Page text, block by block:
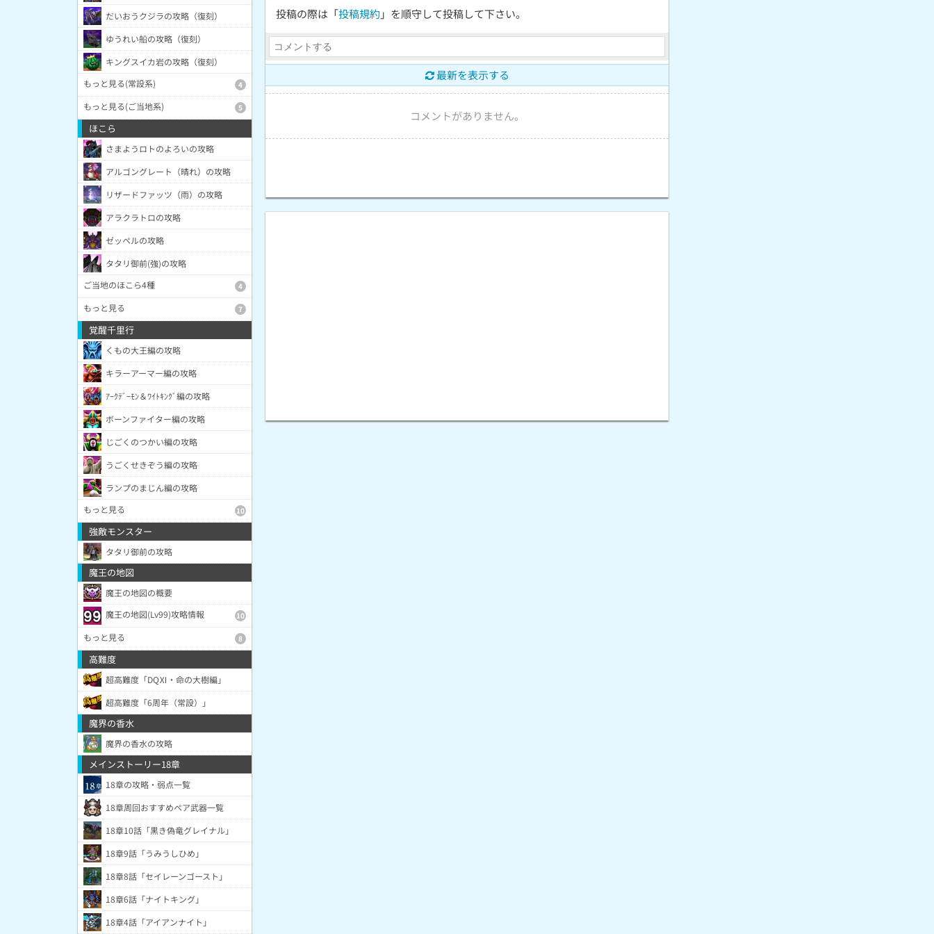
投稿の際は「投稿規約 」を順守して投稿して下さい。
最新を表示する
コメントがありません。
だいおうクジラの攻略（復刻）
ゆうれい船の攻略（復刻）
キングスイカ岩の攻略（復刻）
もっと見る(常設系)
4
もっと見る(ご当地系) 5
ほこら
さまようロトのよろいの攻略
アルゴングレート（晴れ）の攻略
リザードファッツ（雨）の攻略
アラクラトロの攻略
ゼッペルの攻略
タタリ御前(強)の攻略
ご当地のほこら4種
4
もっと見る 7
覚醒千里行
くもの大王編の攻略
キラーアーマー編の攻略
ｱｰｸﾃﾞｰﾓﾝ＆ﾜｲﾄｷﾝｸﾞ編の攻略
ボーンファイター編の攻略
じごくのつかい編の攻略
うごくせきぞう編の攻略
ランプのまじん編の攻略
もっと見る
10
強敵モンスター
タタリ御前の攻略
魔王の地図
魔王の地図の概要
魔王の地図(Lv99)攻略情報
10
もっと見る 8
高難度
超高難度「DQⅪ・命の大樹編」
超高難度「6周年（常設）」
魔界の香水
魔界の香水の攻略
メインストーリー18章
18章の攻略・弱点一覧
18章周回おすすめペア武器一覧
18章10話「黒き偽竜グレイナル」
18章9話「うみうしひめ」
18章8話「セイレーンゴースト」
18章6話「ナイトキング」
18章4話「アイアンナイト」